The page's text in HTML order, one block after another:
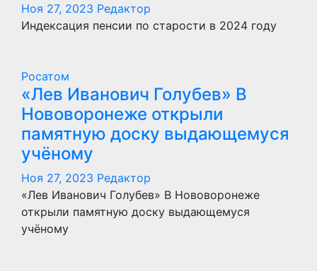
Ноя 27, 2023 Редактор
Индексация пенсии по старости в 2024 году
Росатом
«Лев Иванович Голубев» В
Нововоронеже открыли
памятную доску выдающемуся
учёному
Ноя 27, 2023 Редактор
«Лев Иванович Голубев» В Нововоронеже
открыли памятную доску выдающемуся
учёному